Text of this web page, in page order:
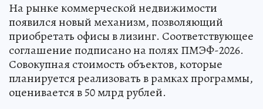
На рынке коммерческой недвижимости
появился новый механизм, позволяющий
приобретать офисы в лизинг. Соответствующее
соглашение подписано на полях ПМЭФ-2026.
Совокупная стоимость объектов, которые
планируется реализовать в рамках программы,
оценивается в 50 млрд рублей.